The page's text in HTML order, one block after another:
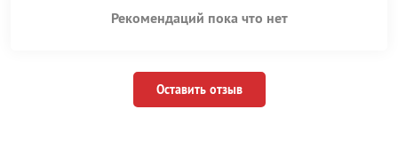
Рекомендаций пока что нет
Оставить отзыв